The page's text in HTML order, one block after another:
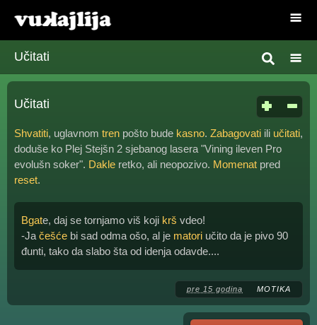
Učitati
Učitati
Shvatiti, uglavnom tren pošto bude kasno. Zabagovati ili učitati,
doduše ko Plej Stejšn 2 sjebanog lasera "Vining ileven Pro
evolušn soker". Dakle retko, ali neopozivo. Momenat pred
reset.
Bgate, daj se tornjamo viš koji krš vdeo!
-Ja češće bi sad odma ošo, al je matori učito da je pivo 90
đunti, tako da slabo šta od idenja odavde....
pre 15 godina MOTIKA